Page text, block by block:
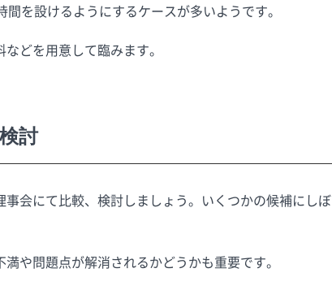
を設けるようにするケースが多いようです。
どを用意して臨みます。
討
会にて比較、検討しましょう。いくつかの候補にしぼ
や問題点が解消されるかどうかも重要です。